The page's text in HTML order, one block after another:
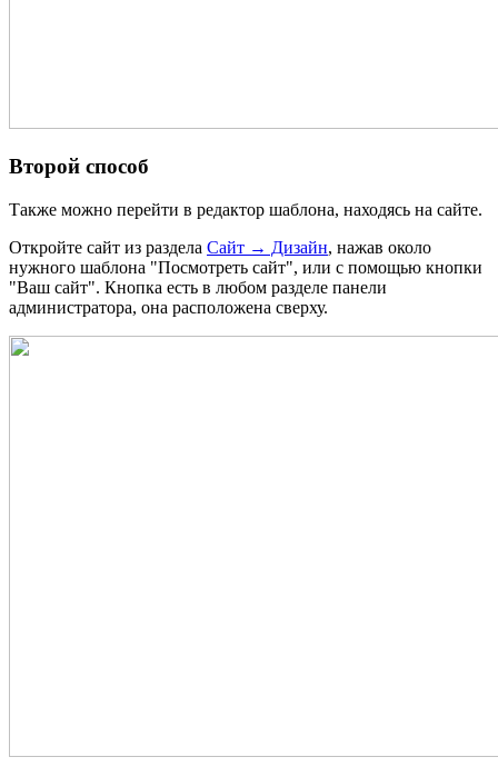
Второй способ
Также можно перейти в редактор шаблона, находясь на сайте.
Откройте сайт из раздела Сайт → Дизайн, нажав около
нужного шаблона "Посмотреть сайт", или с помощью кнопки
"Ваш сайт". Кнопка есть в любом разделе панели
администратора, она расположена сверху.